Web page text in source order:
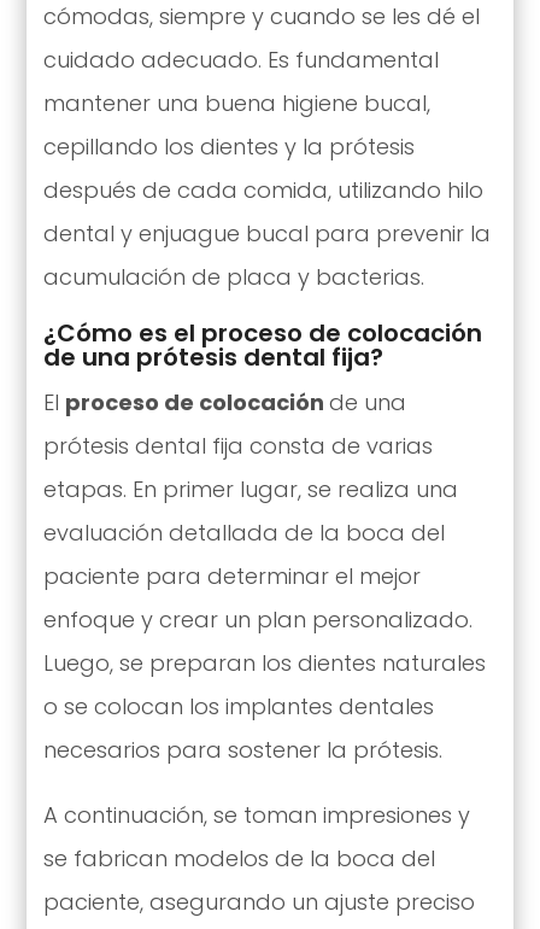
cómodas, siempre y cuando se les dé el
cuidado adecuado. Es fundamental
mantener una buena higiene bucal,
cepillando los dientes y la prótesis
después de cada comida, utilizando hilo
dental y enjuague bucal para prevenir la
acumulación de placa y bacterias.
¿Cómo es el proceso de colocación
de una prótesis dental fija?
El proceso de colocación de una
prótesis dental fija consta de varias
etapas. En primer lugar, se realiza una
evaluación detallada de la boca del
paciente para determinar el mejor
enfoque y crear un plan personalizado.
Luego, se preparan los dientes naturales
o se colocan los implantes dentales
necesarios para sostener la prótesis.
A continuación, se toman impresiones y
se fabrican modelos de la boca del
paciente, asegurando un ajuste preciso